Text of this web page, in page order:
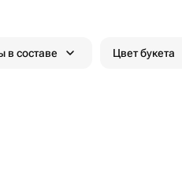
в составе Цвет букета